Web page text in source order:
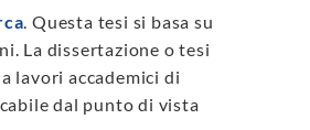
. Questa tesi si basa su
La dissertazione o tesi
lavori accademici di
dal punto di vista